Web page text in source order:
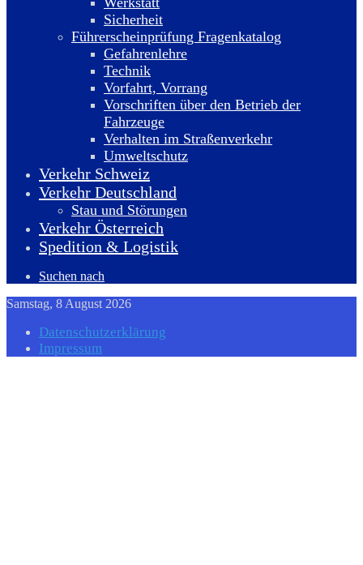
Sicherheit
Führerscheinprüfung Fragenkatalog
Gefahrenlehre
Technik
Vorfahrt, Vorrang
Vorschriften über den Betrieb der
Fahrzeuge
Verhalten im Straßenverkehr
Umweltschutz
Verkehr Schweiz
Verkehr Deutschland
Stau und Störungen
Verkehr Österreich
Spedition & Logistik
Suchen nach
Samstag, 8 August 2026
Datenschutzerklärung
Impressum